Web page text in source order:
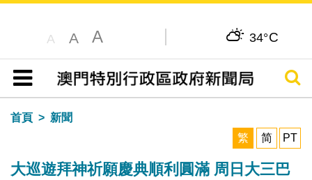
A A A 34°C
目錄
搜尋
首頁
新聞
繁
简 PT
大巡遊拜神祈願慶典順利圓滿 周日大三巴